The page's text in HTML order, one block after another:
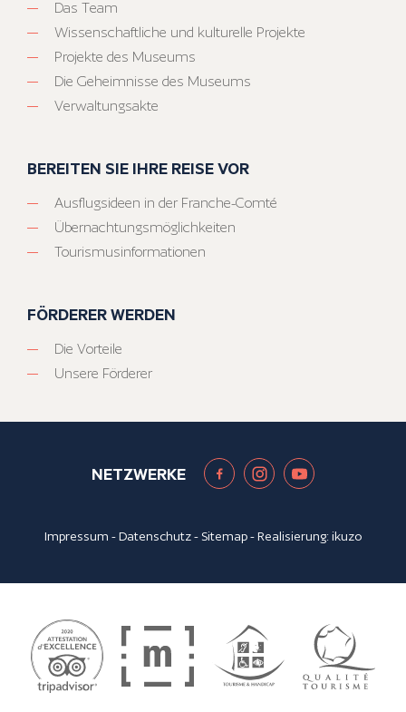
Das Team
Wissenschaftliche und kulturelle Projekte
Projekte des Museums
Die Geheimnisse des Museums
Verwaltungsakte
BEREITEN SIE IHRE REISE VOR
Ausflugsideen in der Franche-Comté
Übernachtungsmöglichkeiten
Tourismusinformationen
FÖRDERER WERDEN
Die Vorteile
Unsere Förderer
NETZWERKE
Impressum -Datenschutz- Sitemap- Realisierung:ikuzo